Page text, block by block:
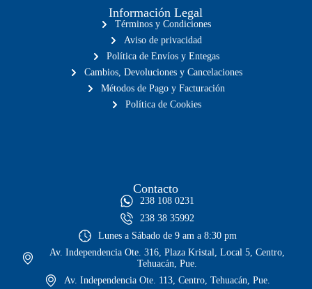
Información Legal
Términos y Condiciones
Aviso de privacidad
Política de Envíos y Entegas
Cambios, Devoluciones y Cancelaciones
Métodos de Pago y Facturación
Política de Cookies
Contacto
238 108 0231
238 38 35992
Lunes a Sábado de 9 am a 8:30 pm
Av. Independencia Ote. 316, Plaza Kristal, Local 5, Centro,
Tehuacán, Pue.
Av. Independencia Ote. 113, Centro, Tehuacán, Pue.